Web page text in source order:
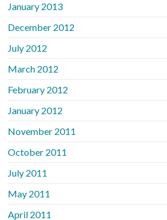
January 2013
December 2012
July 2012
March 2012
February 2012
January 2012
November 2011
October 2011
July 2011
May 2011
April 2011